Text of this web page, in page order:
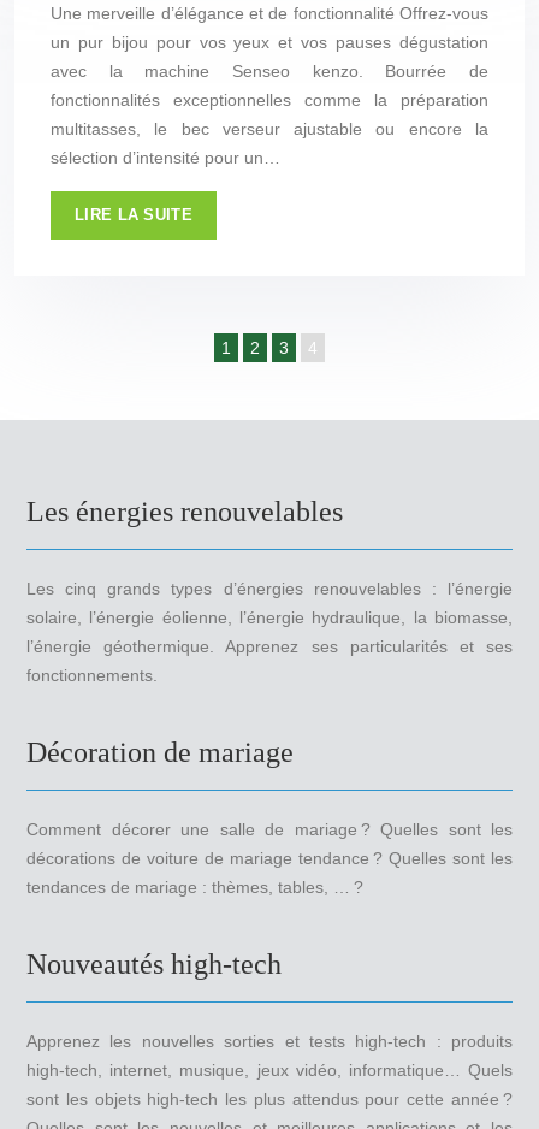
Une merveille d’élégance et de fonctionnalité Offrez-vous
un pur bijou pour vos yeux et vos pauses dégustation
avec la machine Senseo kenzo. Bourrée de
fonctionnalités exceptionnelles comme la préparation
multitasses, le bec verseur ajustable ou encore la
sélection d’intensité pour un…
LIRE LA SUITE
1 2 3 4
Les énergies renouvelables
Les cinq grands types d’énergies renouvelables : l’énergie
solaire, l’énergie éolienne, l’énergie hydraulique, la biomasse,
l’énergie géothermique. Apprenez ses particularités et ses
fonctionnements.
Décoration de mariage
Comment décorer une salle de mariage ? Quelles sont les
décorations de voiture de mariage tendance ? Quelles sont les
tendances de mariage : thèmes, tables, … ?
Nouveautés high-tech
Apprenez les nouvelles sorties et tests high-tech : produits
high-tech, internet, musique, jeux vidéo, informatique… Quels
sont les objets high-tech les plus attendus pour cette année ?